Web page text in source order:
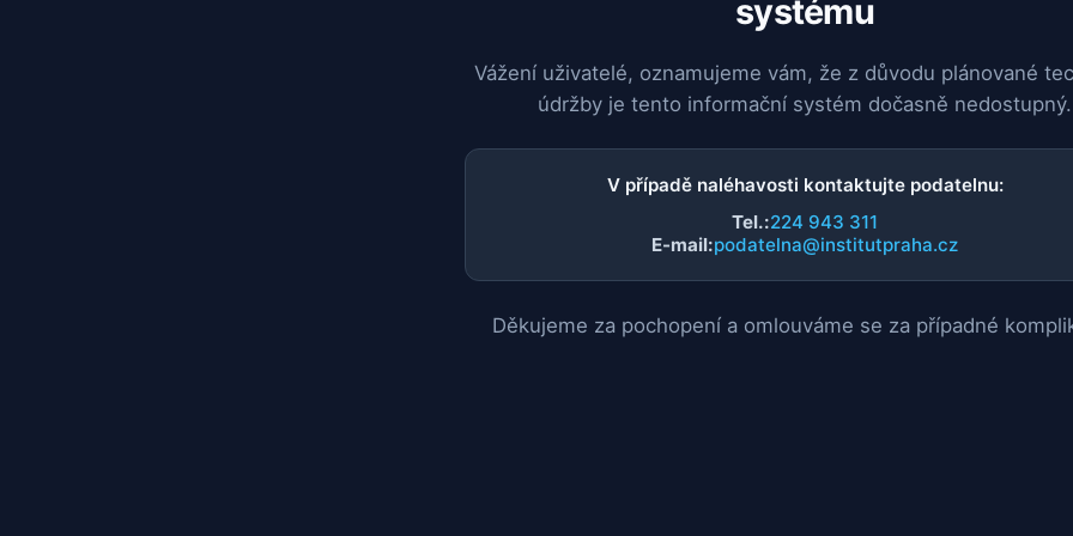
systému
Vážení uživatelé, oznamujeme vám, že z důvodu plánované
údržby je tento informační systém dočasně nedostupný.
V případě naléhavosti kontaktujte podatelnu:
Tel.:224 943 311
E-mail:podatelna@institutpraha.cz
Děkujeme za pochopení a omlouváme se za případné